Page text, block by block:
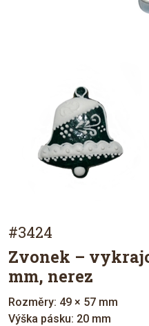
#3424
Zvonek –
mm, nerez
Rozměry: 49 × 57 mm
Výška pásku: 20 mm